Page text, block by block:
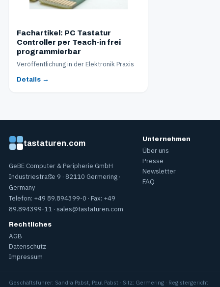
Fachartikel: PC Tastatur
Controller per Teach-in frei
programmierbar
Veröffentlichung in der Elektronik Praxis
Details →
tastaturen.com
GeBE Computer & Peripherie GmbH
Industriestraße 9 · 82110 Germering ·
Germany
Telefon: +49 89.894399-0 · Fax: +49
89.894399-11 · sales@tastaturen.com
Unternehmen
Über uns
Presse
Newsletter
FAQ
Rechtliches
AGB
Datenschutz
Impressum
Geschäftsführer: Sandra Pabst, Paul Pabst · Sitz: Germering · Registergericht